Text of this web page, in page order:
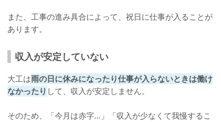
また、工事の進み具合によって、祝日に仕事が入ることが
あります。
収入が安定していない
大工は雨の日に休みになったり仕事が入らないときは働け
なかったり して、収入が安定しません。
そのため、「今月は赤字…」「収入が少なくて我慢するこ